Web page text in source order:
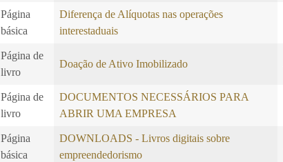
Página
básica
Diferença de Alíquotas nas operações
interestaduais
Página de
livro
Doação de Ativo Imobilizado
Página de
livro
DOCUMENTOS NECESSÁRIOS PARA
ABRIR UMA EMPRESA
Página
básica
DOWNLOADS - Livros digitais sobre
empreendedorismo